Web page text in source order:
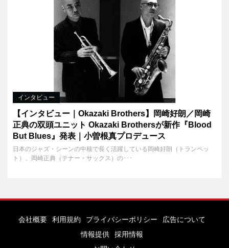
インタビュー
【インタビュー｜Okazaki Brothers】岡崎好朗／岡崎
正典の双頭ユニット Okazaki Brothersが新作『Blood
But Blues』発表｜小曽根真プロデュース
日本のジャズ・シーンの中核で長く活躍している岡崎好朗（トランペッ
ト）、岡崎正典（テナー・サックス）の･･･
会社概要 利用規約 プライバシーポリシー
広告について
情報提供
採用情報